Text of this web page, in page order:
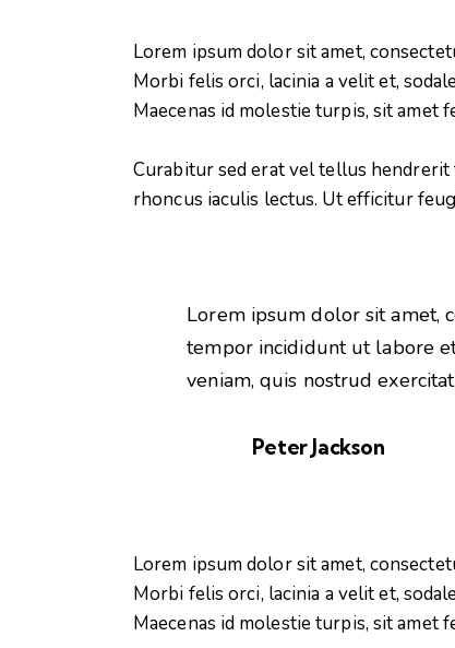
Lorem ipsum dolor sit amet,
Morbi felis orci, lacinia a velit et,
Maecenas id molestie turpis, sit amet
Curabitur sed erat vel tellus
rhoncus iaculis lectus. Ut efficitur
Lorem ipsum dolor sit amet,
tempor incididunt ut labore
veniam, quis nostrud
Peter Jackson
Lorem ipsum dolor sit amet,
Morbi felis orci, lacinia a velit et,
Maecenas id molestie turpis, sit amet